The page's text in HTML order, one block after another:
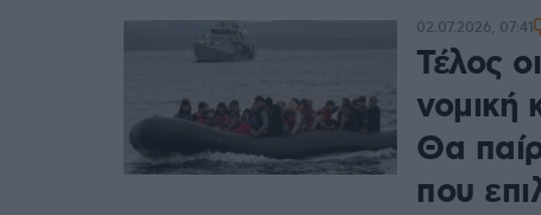
Τέλος
νομική
Θα
που
02.07.2026, 07:41